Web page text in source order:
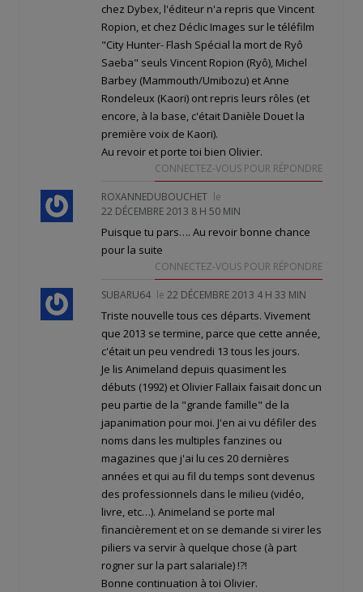
chez Dybex, l'éditeur n'a repris que Vincent
Ropion, et chez Déclic Images sur le téléfilm
"City Hunter- Flash Spécial la mort de Ryô
Saeba" seuls Vincent Ropion (Ryô), Michel
Barbey (Mammouth/Umibozu) et Anne
Rondeleux (Kaori) ont repris leurs rôles (et
encore, à la base, c'était Danièle Douet la
première voix de Kaori).
Au revoir et porte toi bien Olivier.
CONNECTEZ-VOUS POUR RÉPONDRE
ROXANNEDUBOUCHET le
22 DÉCEMBRE 2013 8 H 50 MIN
Puisque tu pars…. Au revoir bonne chance
pour la suite
CONNECTEZ-VOUS POUR RÉPONDRE
SUBARU64 le 22 DÉCEMBRE 2013 4 H 33 MIN
Triste nouvelle tous ces départs. Vivement
que 2013 se termine, parce que cette année,
c'était un peu vendredi 13 tous les jours.
Je lis Animeland depuis quasiment les
débuts (1992) et Olivier Fallaix faisait donc un
peu partie de la "grande famille" de la
japanimation pour moi. J'en ai vu défiler des
noms dans les multiples fanzines ou
magazines que j'ai lu ces 20 dernières
années et qui au fil du temps sont devenus
des professionnels dans le milieu (vidéo,
livre, etc…). Animeland se porte mal
financièrement et on se demande si virer les
piliers va servir à quelque chose (à part
rogner sur la part salariale) !?!
Bonne continuation à toi Olivier.